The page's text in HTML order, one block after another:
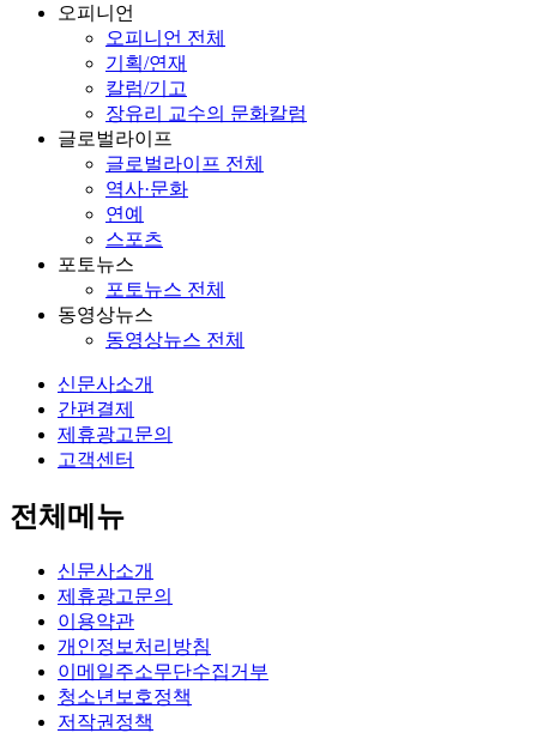
오피니언
오피니언 전체
기획/연재
칼럼/기고
장유리 교수의 문화칼럼
글로벌라이프
글로벌라이프 전체
역사·문화
연예
스포츠
포토뉴스
포토뉴스 전체
동영상뉴스
동영상뉴스 전체
신문사소개
간편결제
제휴광고문의
고객센터
전체메뉴
신문사소개
제휴광고문의
이용약관
개인정보처리방침
이메일주소무단수집거부
청소년보호정책
저작권정책